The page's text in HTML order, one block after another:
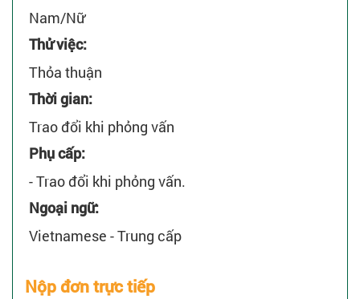
Nam/Nữ
Thử việc:
Thỏa thuận
Thời gian:
Trao đổi khi phỏng vấn
Phụ cấp:
- Trao đổi khi phỏng vấn.
Ngoại ngữ:
Vietnamese - Trung cấp
Nộp đơn trực tiếp